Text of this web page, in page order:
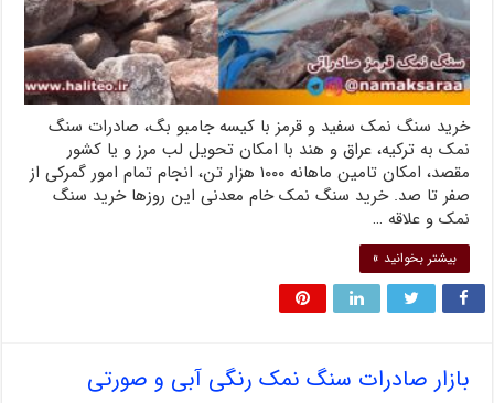
خرید سنگ نمک سفید و قرمز با کیسه جامبو بگ، صادرات سنگ
نمک به ترکیه، عراق و هند با امکان تحویل لب مرز و یا کشور
مقصد، امکان تامین ماهانه ۱۰۰۰ هزار تن، انجام تمام امور گمرکی از
صفر تا صد. خرید سنگ نمک خام معدنی این روزها خرید سنگ
نمک و علاقه …
بیشتر بخوانید »
بازار صادرات سنگ نمک رنگی آبی و صورتی